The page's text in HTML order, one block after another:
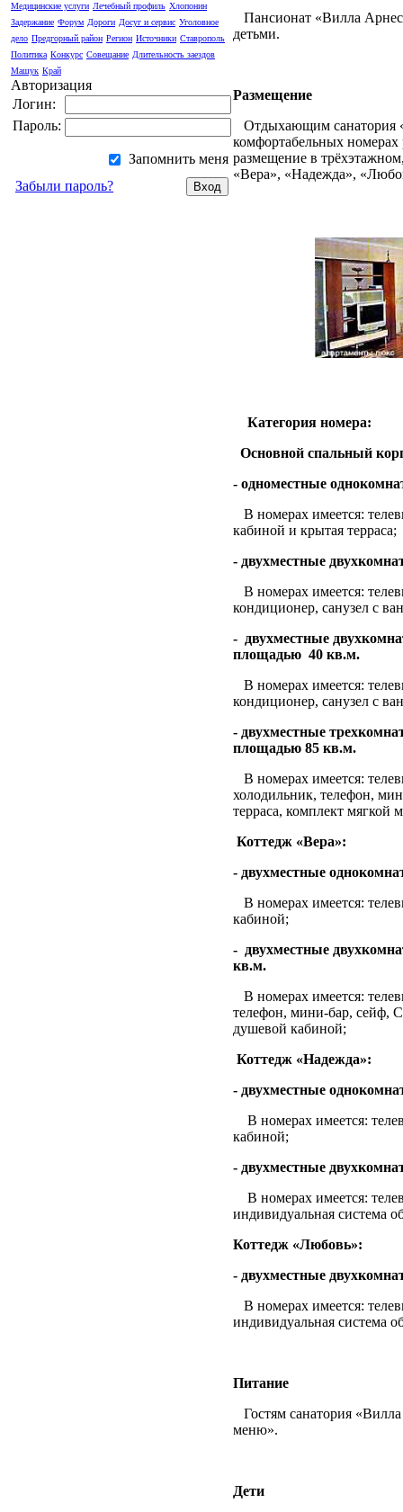
Медицинские услуги Лечебный профиль Хлопонин
Задержание Форум Дороги Досуг и сервис Уголовное
дело Предгорный район Регион Источники Ставрополь
Политика Конкурс Совещание Длительность заездов
Машук Край
Авторизация
Логин:
Пароль:
Запомнить меня
Забыли пароль?
Пансионат «Вилла
детьми.
Размещение
Отдыхающим санатория
комфортабельных номерах
размещение в
«Вера», «Надежда»,
Категория номера:
Основной спальный
- одноместные
В номерах имеется:
кабиной и крытая терраса;
- двухместные
В номерах имеется:
кондиционер, санузел с
- двухместные
площадью 40 кв.м.
В номерах имеется:
кондиционер, санузел с
- двухместные
площадью 85 кв.м.
В номерах имеется:
холодильник, телефон,
терраса, комплект мягкой
Коттедж «Вера»:
- двухместные
В номерах имеется:
кабиной;
- двухместные
кв.м.
В номерах имеется:
телефон, мини-бар, сейф,
душевой кабиной;
Коттедж «Надежда»:
- двухместные
В номерах имеется:
кабиной;
- двухместные
В номерах имеется:
индивидуальная система
Коттедж «Любовь»:
- двухместные
В номерах имеется:
индивидуальная система
Питание
Гостям санатория
меню».
Дети